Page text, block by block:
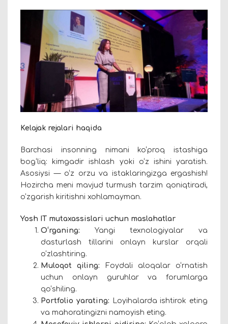
Kelajak rejalari haqida
Barchasi insonning nimani ko‘proq istashiga
bog‘liq: kimgadir ishlash yoki o‘z ishini yaratish.
Asosiysi — o‘z orzu va istaklaringizga ergashish!
Hozircha meni mavjud turmush tarzim qoniqtiradi,
o‘zgarish kiritishni xohlamayman.
Yosh IT mutaxassislari uchun maslahatlar
O‘rganing: Yangi texnologiyalar va
dasturlash tillarini onlayn kurslar orqali
o‘zlashtiring.
Muloqot qiling: Foydali aloqalar o‘rnatish
uchun onlayn guruhlar va forumlarga
qo‘shiling.
Portfolio yarating: Loyihalarda ishtirok eting
va mahoratingizni namoyish eting.